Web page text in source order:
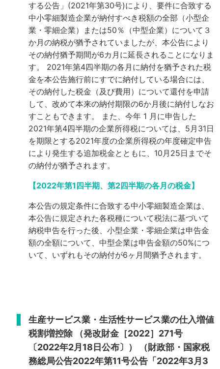
する公告」(2021年第30号)により、要件に合致する
中小零細製造企業が納付すべき税額の全部（小型企
業・零細企業）または50％（中型企業）について３
か月の納税が猶予されていましたが、本公告により
その納付猶予期間が6カ月に延長されることになりま
す。
2021年第4四半期の各月に納付を猶予された税
金を本公告施行前にすでに納付している場合には、
その納付した税金（及び費用）について還付を申請
して、改めて本来の納付期限の6か月後に納付しなお
すこともできます。
また、今年 1 月に申告した
2021年第4四半期の企業所得税については、5月31日
を期限とする2021年度の企業所得税の年度確定申告
により発生する追加税金とともに、10月25日までそ
の納付が猶予されます。
【2022年第1四半期、第2四半期の各月の税金】
本公告の規定条件に合致する中小零細製造企業は、
本公告に規定された各税種について税法に基づいて
納税申告を行った後、小型企業・零細企業は申告金
額の全額について、中型企業は申告金額の50%につ
いて、いずれもその納付が6ヶ月間猶予されます。
生産サービス業・生活性サービス業の仕入増値
税割増控除（発改財金［2022］271号
〔2022年2月18日公布〕）
（財政部・国家税
務総局公告2022年第11号公告「2022年3月3